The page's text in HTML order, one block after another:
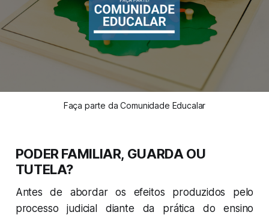
Faça parte da Comunidade Educalar
PODER FAMILIAR, GUARDA OU
TUTELA?
Antes de abordar os efeitos produzidos pelo
processo judicial diante da prática do ensino